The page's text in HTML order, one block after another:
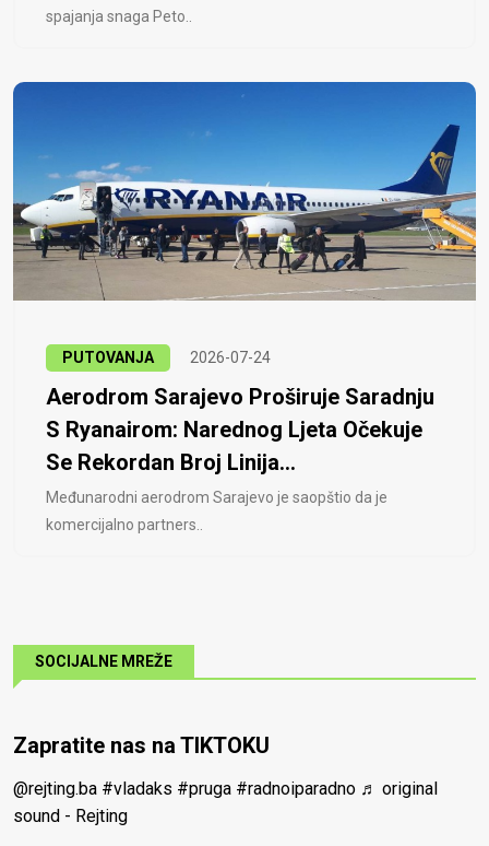
spajanja snaga Peto..
PUTOVANJA 2026-07-24
Aerodrom Sarajevo Proširuje Saradnju
S Ryanairom: Narednog Ljeta Očekuje
Se Rekordan Broj Linija...
Međunarodni aerodrom Sarajevo je saopštio da je
komercijalno partners..
SOCIJALNE MREŽE
Zapratite nas na TIKTOKU
@rejting.ba #vladaks #pruga #radnoiparadno ♬ original
sound - Rejting